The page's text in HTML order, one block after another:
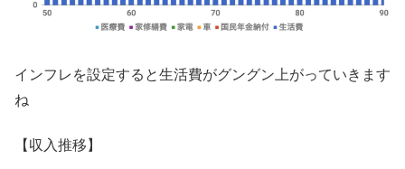
インフレを設定すると生活費がグングン上がっていきます
ね
【収入推移】